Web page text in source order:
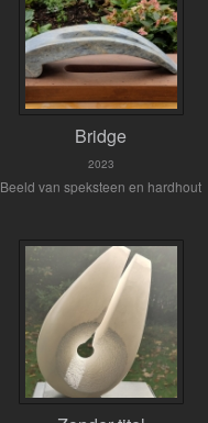
Bridge
2023
Beeld van speksteen en hardhout